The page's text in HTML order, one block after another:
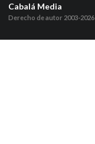
Cabalá Media
Derecho de autor 2003-2026